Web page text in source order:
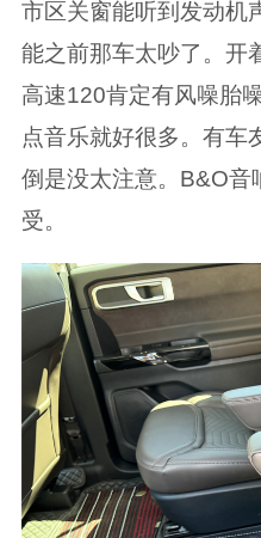
市区关窗能听到发动
能之前那车太吵了。开
高速120肯定有风噪胎
点音乐就好很多。有车
倒是没太注意。B&O音
受。